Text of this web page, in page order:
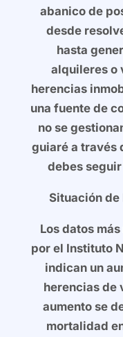
abanico de
desde
hasta
alquileres o
herencias
una fuente de
no se
guiaré a través
debes
Situación de
Los datos
por el Instituto
indican un
herencias de
aumento se
mortalidad